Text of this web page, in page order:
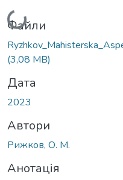
Вантажиться...
Файли
(3,08 MB)
Дата
2023
Автори
Рижков, О. М.
Анотація